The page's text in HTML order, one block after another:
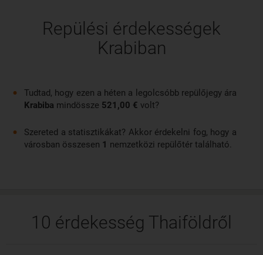
körülbelül 11 kilométerre található a várostól, és főleg
belföldi járatokra használják. A terminál a repülőtér méretét
tekintve elég nagy, és nagyon jól karbantartott.
Repülési érdekességek
Krabiban
Tudtad, hogy ezen a héten a legolcsóbb repülőjegy ára
Krabiba mindössze 521,00 € volt?
Szereted a statisztikákat? Akkor érdekelni fog, hogy a
városban összesen 1 nemzetközi repülőtér található.
10 érdekesség Thaiföldről